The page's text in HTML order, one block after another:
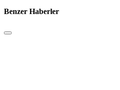
Benzer Haberler